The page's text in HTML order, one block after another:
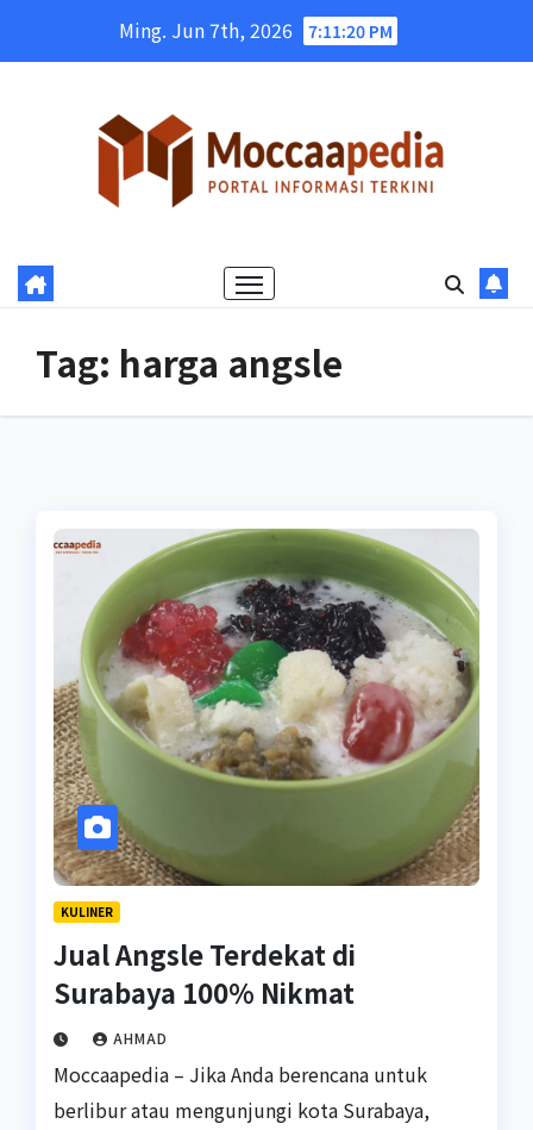
Ming. Jun 7th, 2026 7:11:20 PM
Tag: harga angsle
KULINER
Jual Angsle Terdekat di
Surabaya 100% Nikmat
AHMAD
Moccaapedia – Jika Anda berencana untuk
berlibur atau mengunjungi kota Surabaya,